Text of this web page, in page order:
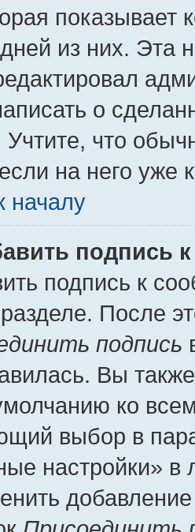
показывает
из них. Эта
о
что
на него уже
началу
подпись
подпись к
После
подпись
Вы
ко
выбор в
настройки»